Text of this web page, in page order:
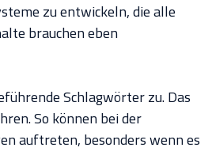
zu entwickeln, die alle
brauchen eben
Schlagwörter zu. Das
So können bei der
auftreten, besonders wenn es